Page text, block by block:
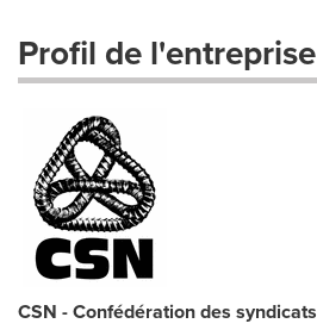
Profil de l'entreprise
CSN - Confédération des